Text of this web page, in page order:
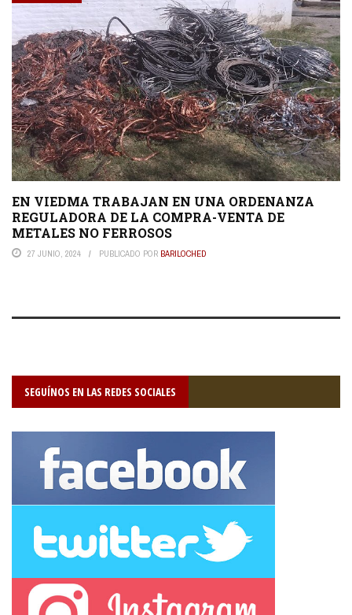
EN VIEDMA TRABAJAN EN UNA ORDENANZA
REGULADORA DE LA COMPRA-VENTA DE
METALES NO FERROSOS
27 JUNIO, 2024 PUBLICADO POR BARILOCHED
SEGUÍNOS EN LAS REDES SOCIALES